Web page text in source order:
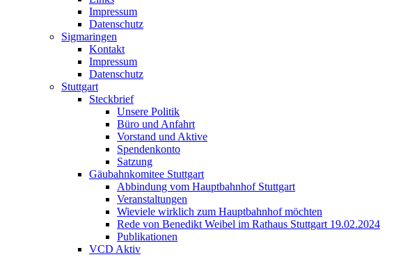
Impressum
Datenschutz
Sigmaringen
Kontakt
Impressum
Datenschutz
Stuttgart
Steckbrief
Unsere Politik
Büro und Anfahrt
Vorstand und Aktive
Spendenkonto
Satzung
Gäubahnkomitee Stuttgart
Abbindung vom Hauptbahnhof Stuttgart
Veranstaltungen
Wieviele wirklich zum Hauptbahnhof möchten
Rede von Benedikt Weibel im Rathaus Stuttgart 19.02.2024
Publikationen
VCD Aktiv